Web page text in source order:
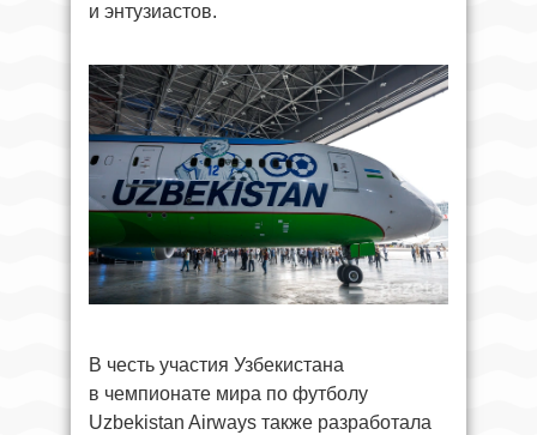
и энтузиастов.
В честь участия Узбекистана
в чемпионате мира по футболу
Uzbekistan Airways также разработала